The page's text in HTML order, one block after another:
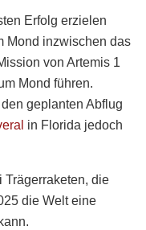
Erfolg erzielen
Mond inzwischen das
von Artemis 1
Mond führen.
geplanten Abflug
in Florida jedoch
Trägerraketen, die
die Welt eine